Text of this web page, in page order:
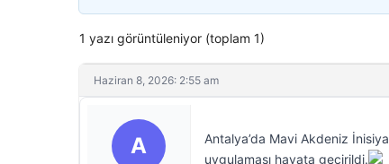
1 yazı görüntüleniyor (toplam 1)
Haziran 8, 2026: 2:55 am
A
Antalya’da Mavi Akdeniz
uygulaması hayata geçirildi.